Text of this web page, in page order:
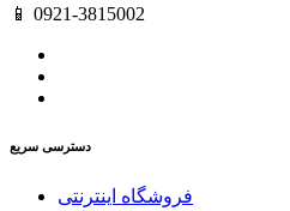
📱 0921-3815002
دسترسی سریع
فروشگاه اینترنتی